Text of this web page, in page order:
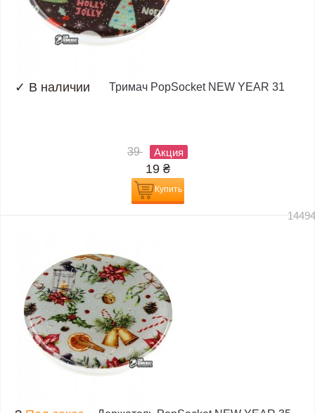
✓ В наличии Тримач PopSocket NEW YEAR 31
39 Акция
19 ₴
Купить